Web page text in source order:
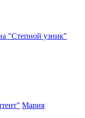
"Степной узник"
Мария